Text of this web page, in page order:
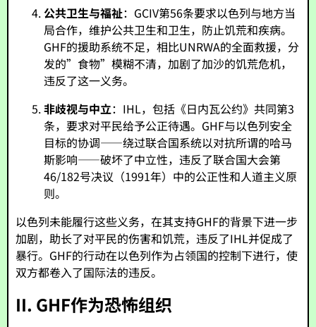
公共卫生与福祉：GCIV第56条要求以色列与地方当
局合作，维护公共卫生和卫生，防止饥荒和疾病。
GHF的援助系统不足，相比UNRWA的全面救援，分
发的”食物”模糊不清，加剧了加沙的饥荒危机，
违反了这一义务。
非歧视与中立：IHL，包括《日内瓦公约》共同第3
条，要求对平民给予公正待遇。GHF与以色列安全
目标的协调——绕过联合国系统以对抗所谓的哈马
斯影响——破坏了中立性，违反了联合国大会第
46/182号决议（1991年）中的公正性和人道主义原
则。
以色列未能履行这些义务，在其支持GHF的背景下进一步
加剧，助长了对平民的伤害和饥荒，违反了IHL并促成了
暴行。GHF的行动在以色列作为占领国的控制下进行，使
双方都卷入了国际法的违反。
II. GHF作为恐怖组织